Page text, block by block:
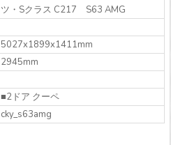
ツ・Sクラス C217 S63 AMG
5027x1899x1411mm
2945mm
■2ドア クーペ
cky_s63amg